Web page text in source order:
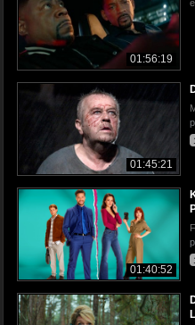
01:56:19
01:45:21
01:40:52